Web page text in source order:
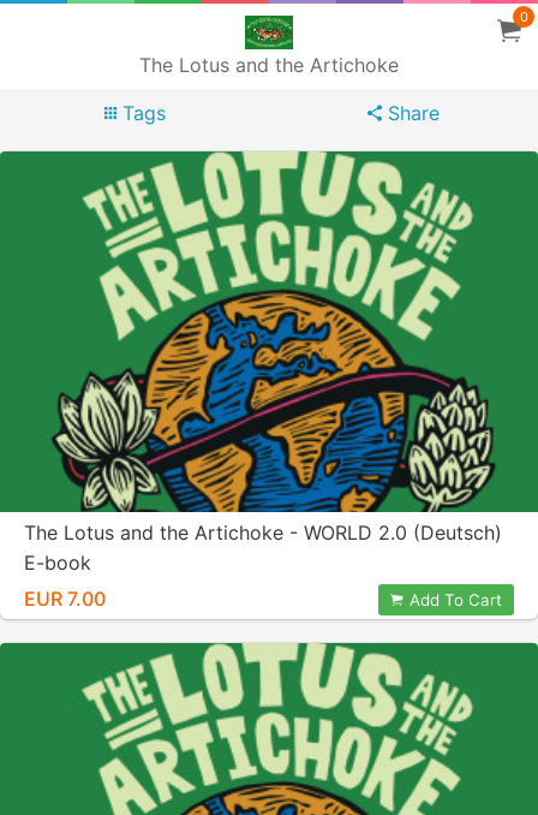
The Lotus and the Artichoke
0
Tags Share
The Lotus and the Artichoke - WORLD 2.0 (Deutsch)
E-book
EUR 7.00
Add To Cart